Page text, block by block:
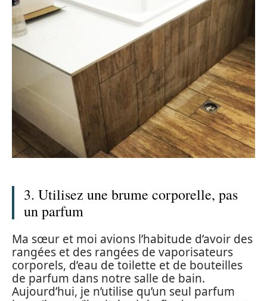
3. Utilisez une brume corporelle, pas
un parfum
Ma sœur et moi avions l’habitude d’avoir des
rangées et des rangées de vaporisateurs
corporels, d’eau de toilette et de bouteilles
de parfum dans notre salle de bain.
Aujourd’hui, je n’utilise qu’un seul parfum